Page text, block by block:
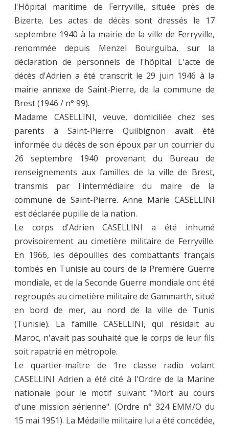
l'Hôpital maritime de Ferryville, située près de
Bizerte. Les actes de décès sont dressés le 17
septembre 1940 à la mairie de la ville de Ferryville,
renommée depuis Menzel Bourguiba, sur la
déclaration de personnels de l'hôpital. L'acte de
décès d'Adrien a été transcrit le 29 juin 1946 à la
mairie annexe de Saint-Pierre, de la commune de
Brest (1946 / n° 99).
Madame CASELLINI, veuve, domiciliée chez ses
parents à Saint-Pierre Quilbignon avait été
informée du décès de son époux par un courrier du
26 septembre 1940 provenant du Bureau de
renseignements aux familles de la ville de Brest,
transmis par l'intermédiaire du maire de la
commune de Saint-Pierre. Anne Marie CASELLINI
est déclarée pupille de la nation.
Le corps d'Adrien CASELLINI a été inhumé
provisoirement au cimetière militaire de Ferryville.
En 1966, les dépouilles des combattants français
tombés en Tunisie au cours de la Première Guerre
mondiale, et de la Seconde Guerre mondiale ont été
regroupés au cimetière militaire de Gammarth, situé
en bord de mer, au nord de la ville de Tunis
(Tunisie). La famille CASELLINI, qui résidait au
Maroc, n'avait pas souhaité que le corps de leur fils
soit rapatrié en métropole.
Le quartier-maître de 1re classe radio volant
CASELLINI Adrien a été cité à l'Ordre de la Marine
nationale pour le motif suivant "Mort au cours
d'une mission aérienne". (Ordre n° 324 EMM/O du
15 mai 1951). La Médaille militaire lui a été concédée,